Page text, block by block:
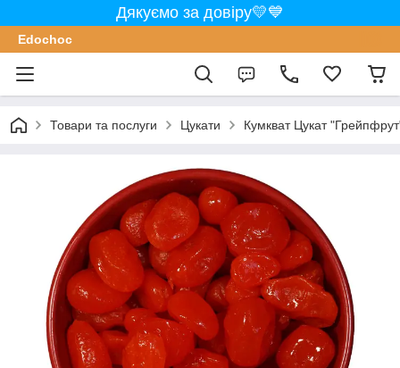
Дякуємо за довіру💛💙
Edochoс
Товари та послуги Цукати Кумкват Цукат